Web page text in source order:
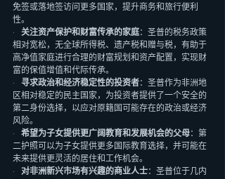
免签或落地签访问更多国家，提升商务和旅行便利
性。
· 关注资产保护和财富传承的家庭：圣普的税务政策
相对宽松，无全球所得税、遗产税和赠与税，有助于
高净值家庭进行合理的财富规划和资产配置，实现财
富的保值增值和代际传承。
· 寻求政治和经济稳定性的投资者：圣普作为非洲地
区相对稳定的民主国家，为投资者提供了一个安全的
第二身份选择，以应对原籍国可能存在的政治或经济
风险。
· 希望为子女提供更广阔教育和发展机会的父母：第
二护照可以为子女提供更多国际教育选择，并可能在
未来提供更灵活的居住和工作机会。
· 对非洲新兴市场有兴趣的商业人士：圣普位于几内